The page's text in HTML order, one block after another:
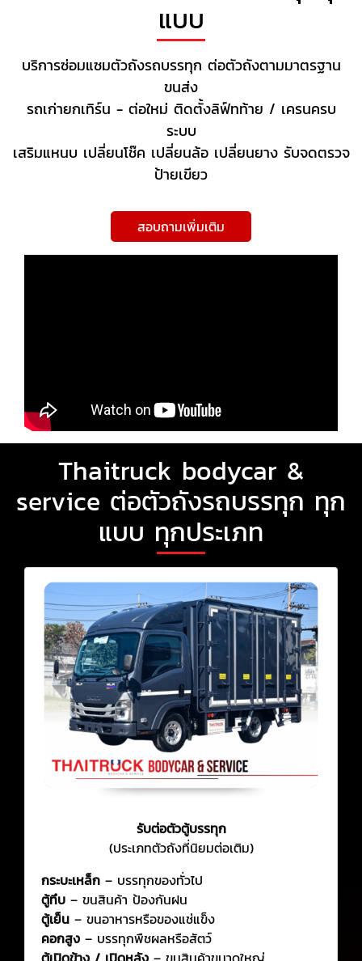
แบบ
บริการซ่อมแซมตัวถังรถบรรทุก ต่อตัวถังตามมาตรฐาน
ขนส่ง
รถเก่ายกเทิร์น - ต่อใหม่ ติดตั้งลิฟ์ทท้าย / เครนครบ
ระบบ
เสริมแหนบ เปลี่ยนโช๊ค เปลี่ยนล้อ เปลี่ยนยาง รับจดตรวจ
ป้ายเขียว
สอบถามเพิ่มเติม
Thaitruck bodycar &
service ต่อตัวถังรถบรรทุก ทุก
แบบ ทุกประเภท
รับต่อตัวตู้บรรทุก
(ประเภทตัวถังที่นิยมต่อเติม)
กระบะเหล็ก – บรรทุกของทั่วไป
ตู้ทึบ – ขนสินค้า ป้องกันฝน
ตู้เย็น – ขนอาหารหรือของแช่แข็ง
คอกสูง – บรรทุกพืชผลหรือสัตว์